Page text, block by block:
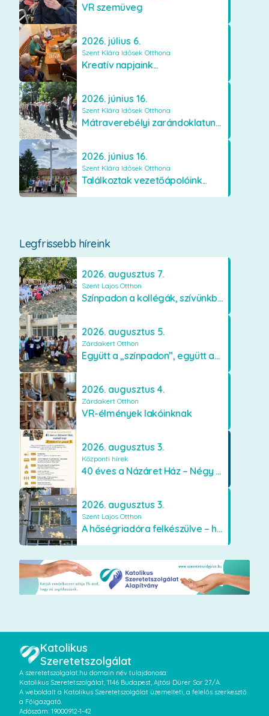
VR szemüveg
2026. július 6.
Szent Klára Idősek Otthona
Kreatív napjaink...
2026. június 16.
Szent Klára Idősek Otthona
Mátraverebélyi zarándoklatunk...
2026. június 16.
Szent Klára Idősek Otthona
Találkoztak vezetőápolóink...
Legfrissebb híreink
2026. augusztus 7.
Szent Lajos Otthon
Színpadon a kollégák, szívünkben a lakók
2026. augusztus 5.
Zárdakert Otthon
Együtt a „színpadon”, együtt az élményekért 🎭✨
2026. augusztus 4.
Zárdakert Otthon
VR-élmények lakóinknak
2026. augusztus 3.
Központi hírek
40 éves a Názáret Ház – Négy évtized szeretetben és gondoskodásban
2026. augusztus 3.
Szent Lajos Otthon
A hőségriadóra felkészülve – hűsítő fejlesztések a Szent Lajos Otthonban
Katolikus
Szeretetszolgálat
A szeretetszolgalat.hu domain név tulajdonosa:
Katolikus Szeretetszolgálat, 1146 Budapest, Ajtósi Dürer Sor 27/A.
A weboldalt a Katolikus Szeretetszolgálat üzemelteti, a felelős szerkesztő
a Főigazgató.
Adószám: 19000912-1-42